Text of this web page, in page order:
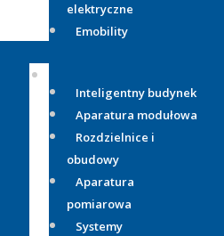
elektryczne
Emobility
Inteligentny budynek
Aparatura modułowa
Rozdzielnice i
obudowy
Aparatura
pomiarowa
Systemy